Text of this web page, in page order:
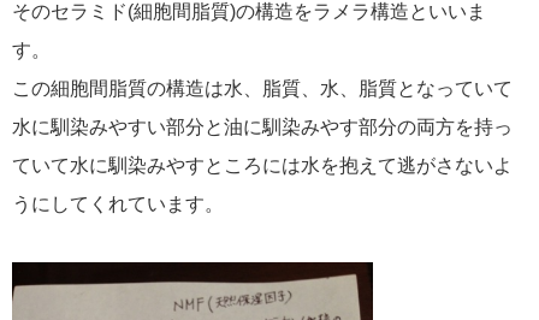
そのセラミド(細胞間脂質)の構造をラメラ構造といいま
す。
この細胞間脂質の構造は水、脂質、水、脂質となっていて
水に馴染みやすい部分と油に馴染みやす部分の両方を持っ
ていて水に馴染みやすところには水を抱えて逃がさないよ
うにしてくれています。